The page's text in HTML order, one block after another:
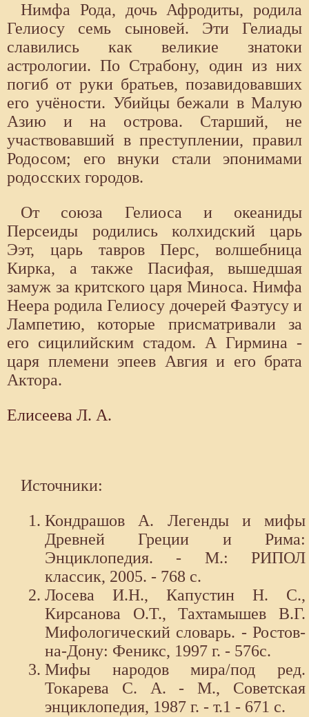
Нимфа Рода, дочь Афродиты, родила
Гелиосу семь сыновей. Эти Гелиады
славились как великие знатоки
астрологии. По Страбону, один из них
погиб от руки братьев, позавидовавших
его учёности. Убийцы бежали в Малую
Азию и на острова. Старший, не
участвовавший в преступлении, правил
Родосом; его внуки стали эпонимами
родосских городов.
От союза Гелиоса и океаниды
Персеиды родились колхидский царь
Ээт, царь тавров Перс, волшебница
Кирка, а также Пасифая, вышедшая
замуж за критского царя Миноса. Нимфа
Неера родила Гелиосу дочерей Фаэтусу и
Лампетию, которые присматривали за
его сицилийским стадом. А Гирмина -
царя племени эпеев Авгия и его брата
Актора.
Елисеева Л. А.
Источники:
Кондрашов А. Легенды и мифы
Древней Греции и Рима:
Энциклопедия. - М.: РИПОЛ
классик, 2005. - 768 с.
Лосева И.Н., Капустин Н. С.,
Кирсанова О.Т., Тахтамышев В.Г.
Мифологический словарь. - Ростов-
на-Дону: Феникс, 1997 г. - 576с.
Мифы народов мира/под ред.
Токарева С. А. - М., Советская
энциклопедия, 1987 г. - т.1 - 671 с.